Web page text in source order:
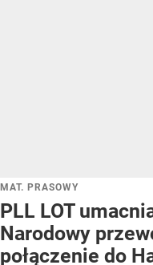
MAT. PRASOWY
PLL LOT
Narodowy
połączenie do